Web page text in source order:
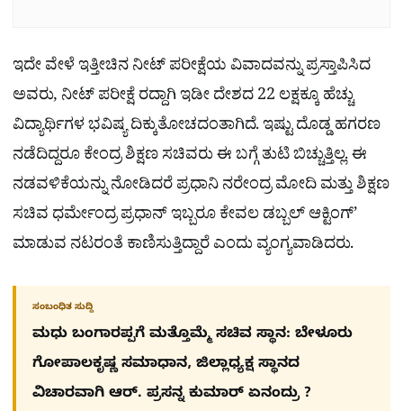
ಇದೇ ವೇಳೆ ಇತ್ತೀಚಿನ ನೀಟ್ ಪರೀಕ್ಷೆಯ ವಿವಾದವನ್ನು ಪ್ರಸ್ತಾಪಿಸಿದ
ಅವರು, ನೀಟ್ ಪರೀಕ್ಷೆ ರದ್ದಾಗಿ ಇಡೀ ದೇಶದ 22 ಲಕ್ಷಕ್ಕೂ ಹೆಚ್ಚು
ವಿದ್ಯಾರ್ಥಿಗಳ ಭವಿಷ್ಯ ದಿಕ್ಕುತೋಚದಂತಾಗಿದೆ. ಇಷ್ಟು ದೊಡ್ಡ ಹಗರಣ
ನಡೆದಿದ್ದರೂ ಕೇಂದ್ರ ಶಿಕ್ಷಣ ಸಚಿವರು ಈ ಬಗ್ಗೆ ತುಟಿ ಬಿಚ್ಚುತ್ತಿಲ್ಲ. ಈ
ನಡವಳಿಕೆಯನ್ನು ನೋಡಿದರೆ ಪ್ರಧಾನಿ ನರೇಂದ್ರ ಮೋದಿ ಮತ್ತು ಶಿಕ್ಷಣ
ಸಚಿವ ಧರ್ಮೇಂದ್ರ ಪ್ರಧಾನ್ ಇಬ್ಬರೂ ಕೇವಲ ಡಬ್ಬಲ್ ಆಕ್ಟಿಂಗ್’
ಮಾಡುವ ನಟರಂತೆ ಕಾಣಿಸುತ್ತಿದ್ದಾರೆ ಎಂದು ವ್ಯಂಗ್ಯವಾಡಿದರು.
ಸಂಬಂಧಿತ ಸುದ್ದಿ
ಮಧು ಬಂಗಾರಪ್ಪಗೆ ಮತ್ತೊಮ್ಮೆ ಸಚಿವ ಸ್ಥಾನ: ಬೇಳೂರು
ಗೋಪಾಲಕೃಷ್ಣ ಸಮಾಧಾನ, ಜಿಲ್ಲಾಧ್ಯಕ್ಷ ಸ್ಥಾನದ
ವಿಚಾರವಾಗಿ ಆರ್. ಪ್ರಸನ್ನ ಕುಮಾರ್ ಏನಂದ್ರು ?